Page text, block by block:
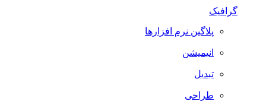
گرافیک
پلاگین نرم افزارها
انیمیشن
تبدیل
طراحی